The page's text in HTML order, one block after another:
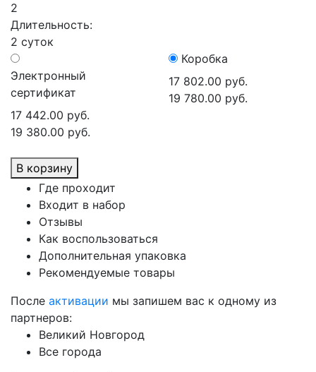
2
Длительность:
2 суток
Электронный
сертификат
17 442.00 руб.
19 380.00 руб.
Коробка
17 802.00 руб.
19 780.00 руб.
В корзину
Где проходит
Входит в набор
Отзывы
Как воспользоваться
Дополнительная упаковка
Рекомендуемые товары
После активации мы запишем вас к одному из
партнеров:
Великий Новгород
Все города